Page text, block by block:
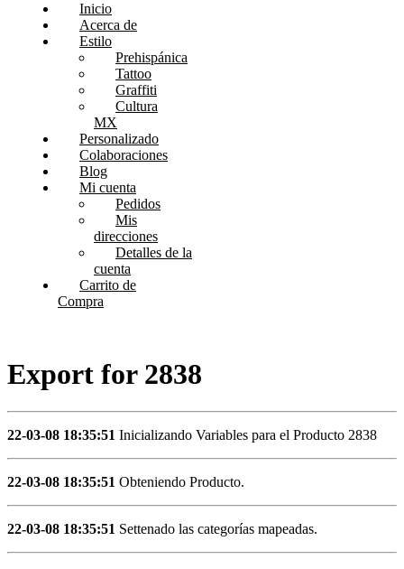
Inicio
Acerca de
Estilo
Prehispánica
Tattoo
Graffiti
Cultura
MX
Personalizado
Colaboraciones
Blog
Mi cuenta
Pedidos
Mis
direcciones
Detalles de la
cuenta
Carrito de
Compra
Export for 2838
22-03-08 18:35:51 Inicializando Variables para el Producto 2838
22-03-08 18:35:51 Obteniendo Producto.
22-03-08 18:35:51 Settenado las categorías mapeadas.